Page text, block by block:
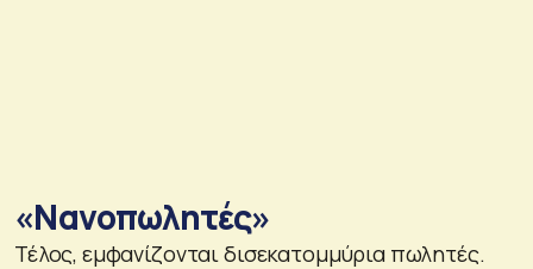
«Νανοπωλητές»
Τέλος, εμφανίζονται δισεκατομμύρια πωλητές.